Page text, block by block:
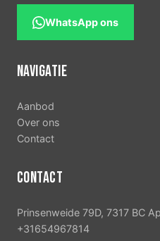
WhatsApp ons
NAVIGATIE
Aanbod
Over ons
Contact
CONTACT
Prinsenweide 79D, 7317 BC
+31654967814